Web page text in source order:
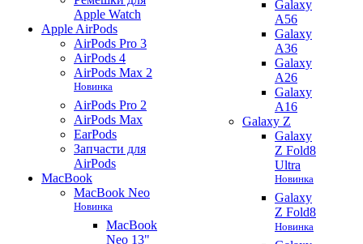
Apple Watch
Apple AirPods
AirPods Pro 3
AirPods 4
AirPods Max 2
Новинка
AirPods Pro 2
AirPods Max
EarPods
Запчасти для
AirPods
MacBook
MacBook Neo
Новинка
MacBook
Neo 13"
Galaxy
A56
Galaxy
A36
Galaxy
A26
Galaxy
A16
Galaxy Z
Galaxy
Z Fold8
Ultra
Новинка
Galaxy
Z Fold8
Новинка